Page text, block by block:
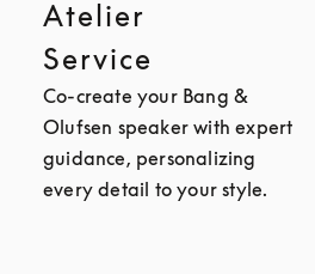
Atelier
Service
Co-create your Bang &
Olufsen speaker with expert
guidance, personalizing
every detail to your style.